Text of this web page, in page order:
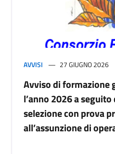
AVVISI 27 GIUGNO 2026
Avviso di formazione
l’anno 2026 a
selezione con prova
all’assunzione di